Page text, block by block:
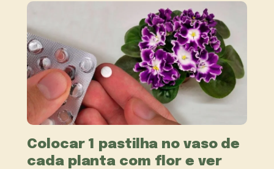
Colocar 1 pastilha no vaso de
cada planta com flor e ver